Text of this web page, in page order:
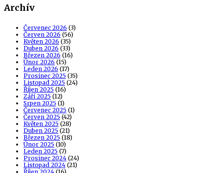
Archív
Červenec 2026 (3)
Červen 2026 (56)
Květen 2026 (35)
Duben 2026 (33)
Březen 2026 (16)
Únor 2026 (15)
Leden 2026 (17)
Prosinec 2025 (35)
Listopad 2025 (24)
Říjen 2025 (16)
Září 2025 (12)
Srpen 2025 (1)
Červenec 2025 (1)
Červen 2025 (42)
Květen 2025 (28)
Duben 2025 (21)
Březen 2025 (18)
Únor 2025 (10)
Leden 2025 (7)
Prosinec 2024 (24)
Listopad 2024 (21)